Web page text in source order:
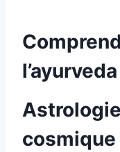
cosmique